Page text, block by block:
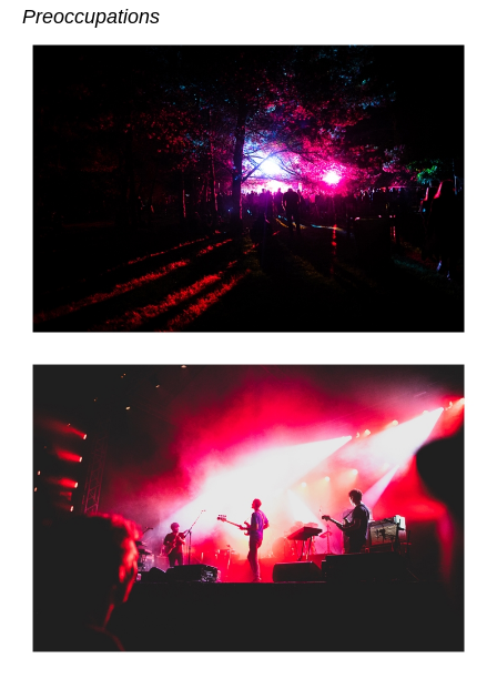
Preoccupations